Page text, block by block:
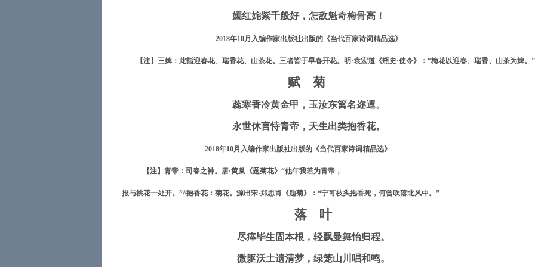
嫣红姹紫千般好，怎敌魁奇梅骨高！
2018年10月入编作家出版社出版的《当代百家诗词精品选》
【注】三婢：此指迎春花、瑞香花、山茶花。三者皆于早春开花。明·袁宏道《瓶史·使令》：“梅花以迎春、瑞香、山茶为婢。”
赋 菊
蕊寒香冷黄金甲，玉汝东篱名迩遐。
永世休言恃青帝，天生出类抱香花。
2018年10月入编作家出版社出版的《当代百家诗词精品选》
【注】青帝：司春之神。唐·黄巢《题菊花》“他年我若为青帝，
报与桃花一处开。”//抱香花：菊花。源出宋·郑思肖《题菊》：“宁可枝头抱香死，何曾吹落北风中。”
落 叶
尽瘁毕生固本根，轻飘曼舞怡归程。
微躯沃土遗清梦，绿笼山川唱和鸣。